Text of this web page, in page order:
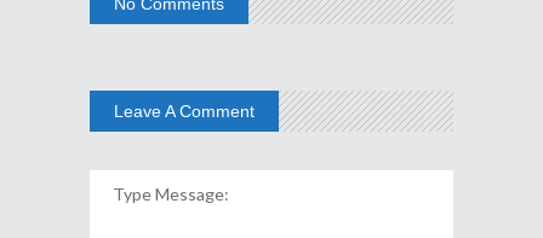
Leave A Comment